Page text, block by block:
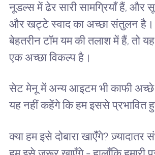
नूडल्स में ढेर सारी सामग्रियाँ हैं, और
और खट्टे स्वाद का अच्छा संतुलन
बेहतरीन टॉम यम की तलाश में हैं, तो
एक अच्छा विकल्प है।
सेट मेनू में अन्य आइटम भी काफी अच्छे
यह नहीं कहेंगे कि हम इससे प्रभावित
क्या हम इसे दोबारा खाएँगे? ज़्यादातर